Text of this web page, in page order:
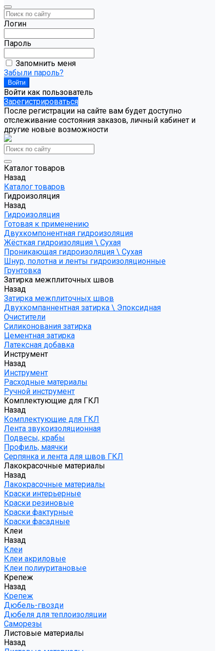
Логин
Пароль
Запомнить меня
Забыли пароль?
Войти как пользователь
Зарегистрироваться
После регистрации на сайте вам будет доступно
отслеживание состояния заказов, личный кабинет и
другие новые возможности
Каталог товаров
Назад
Каталог товаров
Гидроизоляция
Назад
Гидроизоляция
Готовая к применению
Двухкомпонентная гидроизоляция
Жёсткая гидроизоляция \ Сухая
Проникающая гидроизоляция \ Сухая
Шнур, полотна и ленты гидроизоляционные
Грунтовка
Затирка межплиточных швов
Назад
Затирка межплиточных швов
Двухкомпаннентная затирка \ Эпоксидная
Очистители
Силиконования затирка
Цементная затирка
Латексная добавка
Инструмент
Назад
Инструмент
Расходные материалы
Ручной инструмент
Комплектующие для ГКЛ
Назад
Комплектующие для ГКЛ
Лента звукоизоляционная
Подвесы, крабы
Профиль, маячки
Серпянка и лента для швов ГКЛ
Лакокрасочные материалы
Назад
Лакокрасочные материалы
Краски интерьерные
Краски резиновые
Краски фактурные
Краски фасадные
Клеи
Назад
Клеи
Клеи акриловые
Клеи полиуритановые
Крепеж
Назад
Крепеж
Дюбель-гвозди
Дюбеля для теплоизоляции
Саморезы
Листовые материалы
Назад